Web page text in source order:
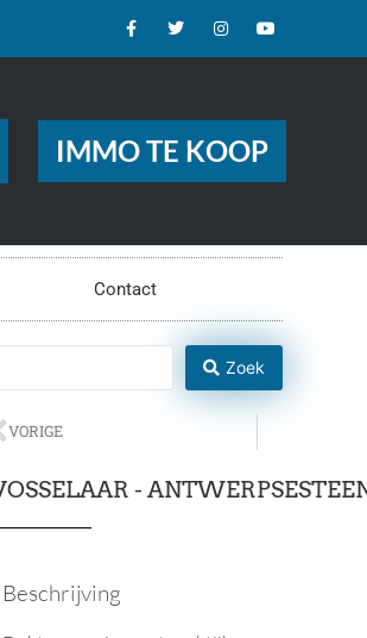
IMMO TE KOOP
Contact
Zoek
VORIGE
-
Beschrijving